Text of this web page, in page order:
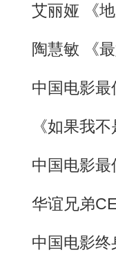
艾丽娅 《地
陶慧敏 《最
中国电影最
《如果我不
中国电影最
华谊兄弟
中国电影终